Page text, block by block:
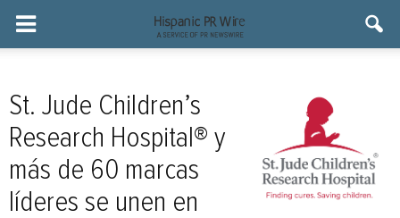
St. Jude Children’s
Research Hospital® y
más de 60 marcas
líderes se unen en